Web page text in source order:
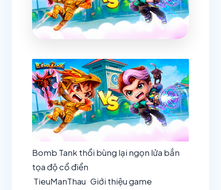
Bomb Tank thổi bùng lại ngọn lửa bắn
tọa độ cổ điển
TieuManThau Giới thiệu game